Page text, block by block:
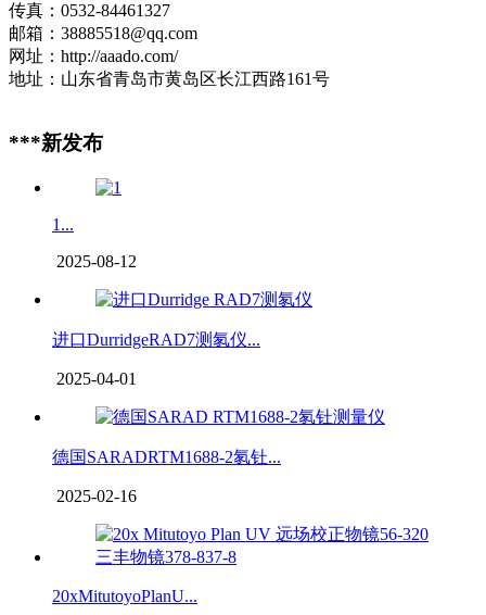
传真：0532-84461327
邮箱：38885518@qq.com
网址：http://aaado.com/
地址：山东省青岛市黄岛区长江西路161号
***新发布
1...
2025-08-12
进口DurridgeRAD7测氡仪...
2025-04-01
德国SARADRTM1688-2氡钍...
2025-02-16
20xMitutoyoPlanU...